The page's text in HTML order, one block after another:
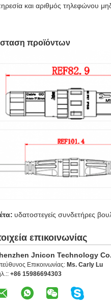
και αριθμός τηλεφώνου
προϊόντων
υδατοστεγείς συνδετήρες
επικοινωνίας
Jnicon Technology
Επικοινωνίας: Ms. Carly Lu
+86 15986694303